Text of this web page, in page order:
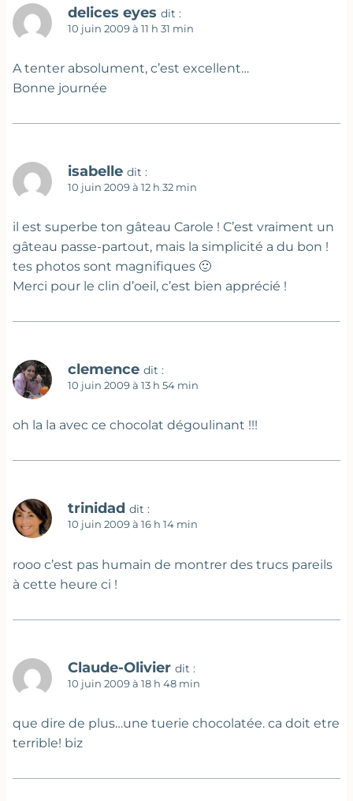
delices eyes dit :
10 juin 2009 à 11 h 31 min
A tenter absolument, c’est excellent…
Bonne journée
isabelle dit :
10 juin 2009 à 12 h 32 min
il est superbe ton gâteau Carole ! C’est vraiment un
gâteau passe-partout, mais la simplicité a du bon !
tes photos sont magnifiques 🙂
Merci pour le clin d’oeil, c’est bien apprécié !
clemence dit :
10 juin 2009 à 13 h 54 min
oh la la avec ce chocolat dégoulinant !!!
trinidad dit :
10 juin 2009 à 16 h 14 min
rooo c’est pas humain de montrer des trucs pareils
à cette heure ci !
Claude-Olivier dit :
10 juin 2009 à 18 h 48 min
que dire de plus…une tuerie chocolatée. ca doit etre
terrible! biz